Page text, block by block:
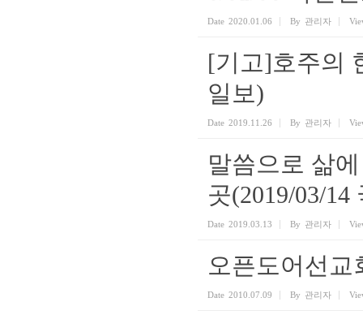
Date 2020.01.06 By 관리자
[기고]호주의
일보)
Date 2019.11.26 By 관리자
말씀으로 삶
곳(2019/03/14
Date 2019.03.13 By 관리자
오픈도어선교
Date 2010.07.09 By 관리자